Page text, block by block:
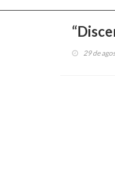
29 de